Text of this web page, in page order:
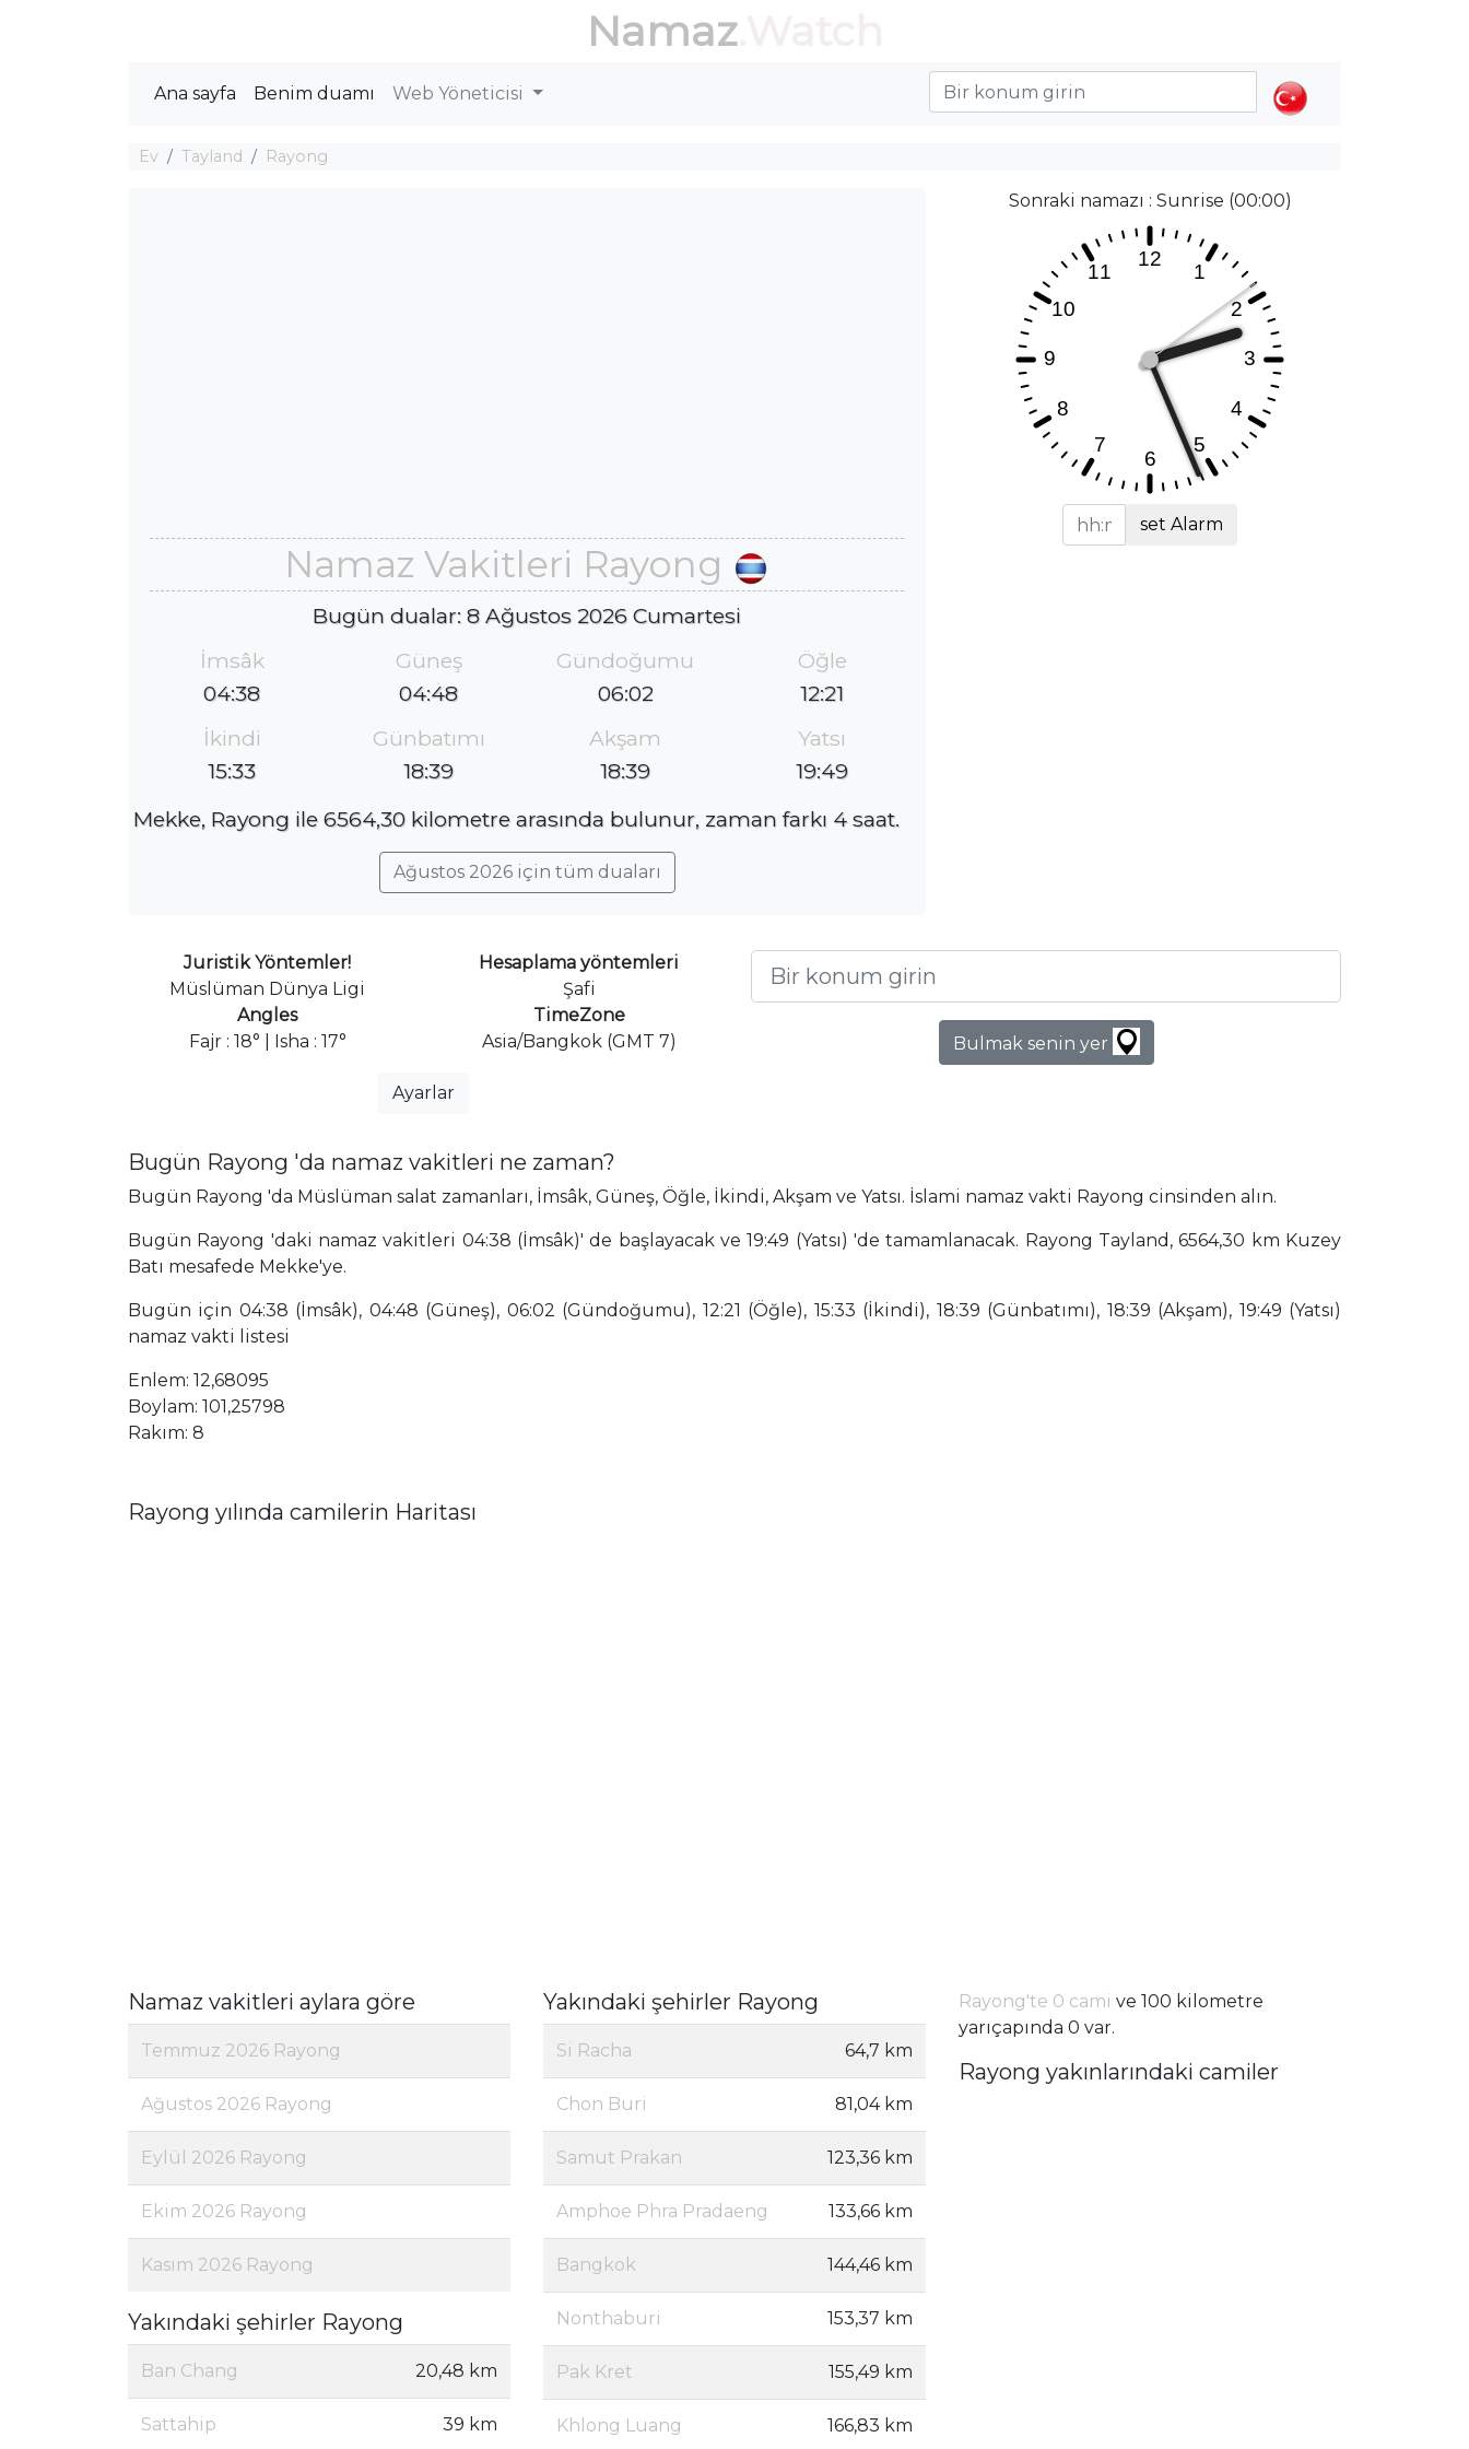
Namaz.Watch
Ana sayfa Benim duamı Web Yöneticisi
Ev Tayland Rayong
Namaz Vakitleri Rayong
Bugün dualar: 8 Ağustos 2026 Cumartesi
İmsâk
04:38
Güneş
04:48
Gündoğumu
06:02
Öğle
12:21
İkindi
15:33
Günbatımı
18:39
Akşam
18:39
Yatsı
19:49
Mekke, Rayong ile 6564,30 kilometre arasında bulunur, zaman farkı 4 saat.
Ağustos 2026 için tüm duaları
Sonraki namazı : Sunrise (00:00)
set Alarm
Juristik Yöntemler!
Müslüman Dünya Ligi
Hesaplama yöntemleri
Şafi
Angles
Fajr : 18° | Isha : 17°
TimeZone
Asia/Bangkok (GMT 7)
Ayarlar
Bulmak senin yer
Bugün Rayong 'da namaz vakitleri ne zaman?
Bugün Rayong 'da Müslüman salat zamanları, İmsâk, Güneş, Öğle, İkindi, Akşam ve Yatsı. İslami namaz vakti Rayong cinsinden alın.
Bugün Rayong 'daki namaz vakitleri 04:38 (İmsâk)' de başlayacak ve 19:49 (Yatsı) 'de tamamlanacak. Rayong Tayland, 6564,30 km Kuzey
Batı mesafede Mekke'ye.
Bugün için 04:38 (İmsâk), 04:48 (Güneş), 06:02 (Gündoğumu), 12:21 (Öğle), 15:33 (İkindi), 18:39 (Günbatımı), 18:39 (Akşam), 19:49 (Yatsı)
namaz vakti listesi
Enlem: 12,68095
Boylam: 101,25798
Rakım: 8
Rayong yılında camilerin Haritası
Namaz vakitleri aylara göre
Temmuz 2026 Rayong
Ağustos 2026 Rayong
Eylül 2026 Rayong
Ekim 2026 Rayong
Kasım 2026 Rayong
Yakındaki şehirler Rayong
Ban Chang 20,48 km
Sattahip 39 km
Yakındaki şehirler Rayong
Si Racha 64,7 km
Chon Buri 81,04 km
Samut Prakan 123,36 km
Amphoe Phra Pradaeng 133,66 km
Bangkok 144,46 km
Nonthaburi 153,37 km
Pak Kret 155,49 km
Khlong Luang 166,83 km
Rayong'te 0 cami ve 100 kilometre
yarıçapında 0 var.
Rayong yakınlarındaki camiler